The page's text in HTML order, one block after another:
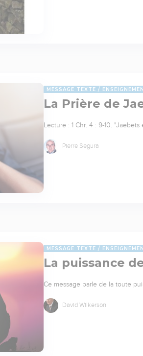
MESSAGE TEXTE
La Prière de
Lecture : 1 Chr. 4 : 9-10.
Pierre Segura
MESSAGE TEXTE
La puissance
Ce message parle de la toute
David Wilkerson